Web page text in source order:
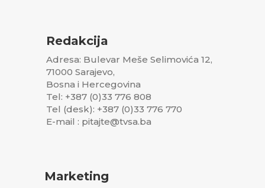
Redakcija
Adresa: Bulevar Meše Selimovića 12,
71000 Sarajevo,
Bosna i Hercegovina
Tel: +387 (0)33 776 808
Tel (desk): +387 (0)33 776 770
E-mail : pitajte@tvsa.ba
Marketing